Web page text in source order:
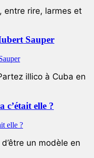
entre rire, larmes et
Sauper
illico à Cuba en
c’était elle ?
un modèle en